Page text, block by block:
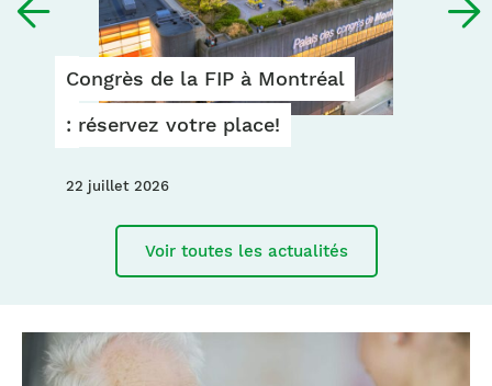
Congrès
de
la
à
réservez
Congrès de la FIP à Montréal
: réservez votre place!
22 juillet 2026
Voir toutes les actualités